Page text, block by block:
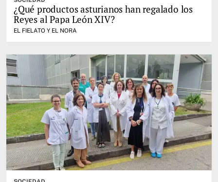
¿Qué productos asturianos han regalado los
Reyes al Papa León XIV?
EL FIELATO Y EL NORA